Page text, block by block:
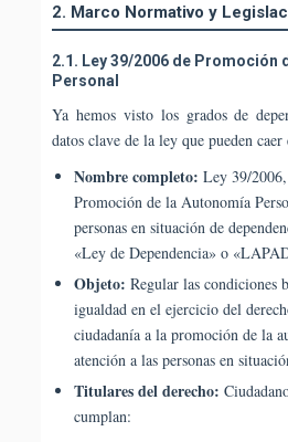
2. Marco Normativo y
2.1. Ley 39/2006 de Promoción
Personal
Ya hemos visto los grados de
datos clave de la ley que pueden caer
Nombre completo: Ley 39/
Promoción de la Autonomía
personas en situación de
«Ley de Dependencia» o
Objeto: Regular las condiciones
igualdad en el ejercicio del
ciudadanía a la promoción de la
atención a las personas en
Titulares del derecho:
cumplan: